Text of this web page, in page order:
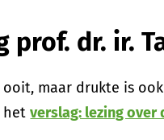
prof. dr. ir.
maar drukte is
hetverslag: lezing over